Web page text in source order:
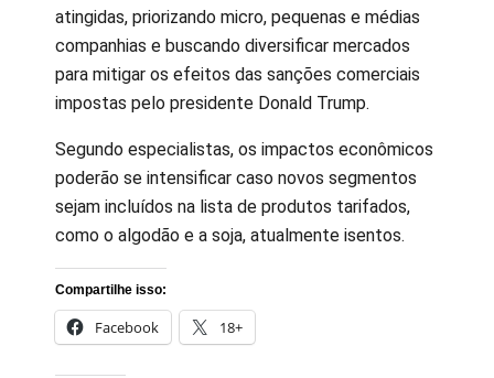
atingidas, priorizando micro, pequenas e médias
companhias e buscando diversificar mercados
para mitigar os efeitos das sanções comerciais
impostas pelo presidente Donald Trump.
Segundo especialistas, os impactos econômicos
poderão se intensificar caso novos segmentos
sejam incluídos na lista de produtos tarifados,
como o algodão e a soja, atualmente isentos.
Compartilhe isso:
Facebook 18+